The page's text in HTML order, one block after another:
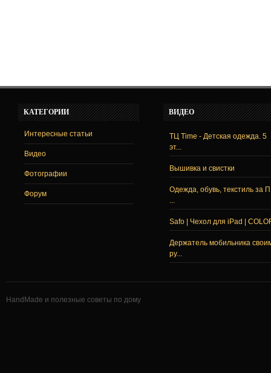
КАТЕГОРИИ
Интересные статьи
Видео
Фотографии
Форум
ВИДЕО
ТЦ Time - Детская одежда. 5
эт...
Вышивка и свистки
Одежда, обувь, текстиль за
...
Safo | Чехол для iPad |
Держатель мобильника
ру...
HandMade и полезные советы по дому